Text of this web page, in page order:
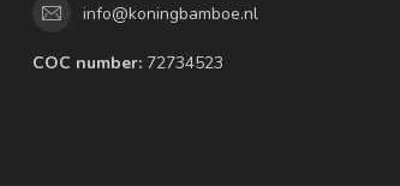
info@koningbamboe.nl
COC number: 72734523